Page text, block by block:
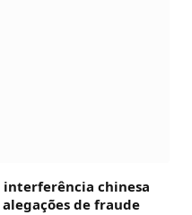
chinesa
de fraude